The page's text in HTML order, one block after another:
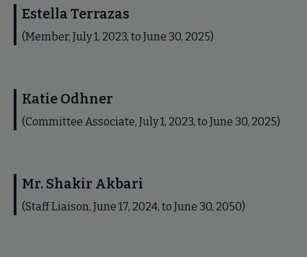
Estella Terrazas
(Member, July 1, 2023, to June 30, 2025)
Katie Odhner
(Committee Associate, July 1, 2023, to June 30, 2025)
Mr. Shakir Akbari
(Staff Liaison, June 17, 2024, to June 30, 2050)